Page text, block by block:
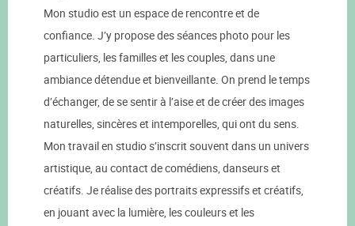
Mon studio est un espace de rencontre et de
confiance. J’y propose des séances photo pour les
particuliers, les familles et les couples, dans une
ambiance détendue et bienveillante. On prend le temps
d’échanger, de se sentir à l’aise et de créer des images
naturelles, sincères et intemporelles, qui ont du sens.
Mon travail en studio s’inscrit souvent dans un univers
artistique, au contact de comédiens, danseurs et
créatifs. Je réalise des portraits expressifs et créatifs,
en jouant avec la lumière, les couleurs et les